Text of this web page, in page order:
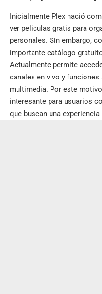
Inicialmente Plex nació
ver peliculas gratis para
personales. Sin embargo,
importante catálogo
Actualmente permite
canales en vivo y funciones
multimedia. Por este
interesante para usuarios
que buscan una